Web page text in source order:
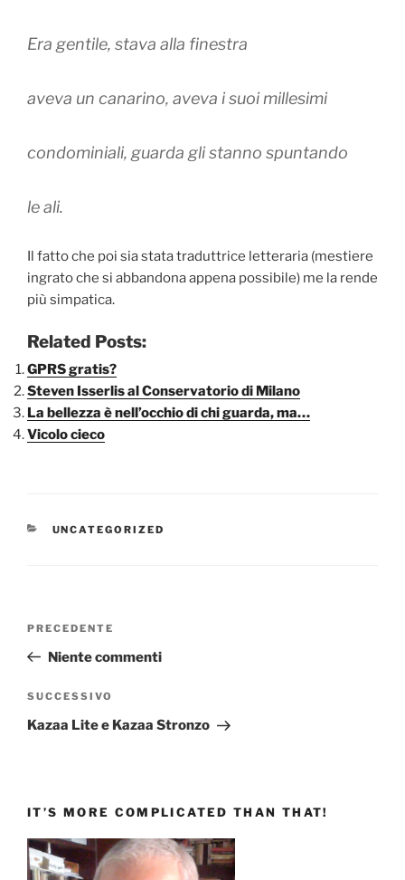
Era gentile, stava alla finestra
aveva un canarino, aveva i suoi millesimi
condominiali, guarda gli stanno spuntando
le ali.
Il fatto che poi sia stata traduttrice letteraria (mestiere
ingrato che si abbandona appena possibile) me la rende
più simpatica.
Related Posts:
GPRS gratis?
Steven Isserlis al Conservatorio di Milano
La bellezza è nell’occhio di chi guarda, ma…
Vicolo cieco
CATEGORIE
UNCATEGORIZED
Articolo
precedente:
PRECEDENTE
Niente commenti
Articolo
successivo
SUCCESSIVO
Kazaa Lite e Kazaa Stronzo
IT’S MORE COMPLICATED THAN THAT!